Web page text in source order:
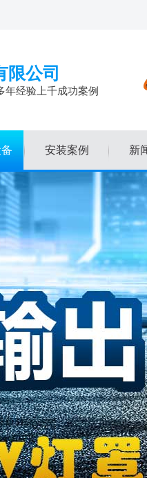
限公司
年经验上千成功案例
安装案例 新